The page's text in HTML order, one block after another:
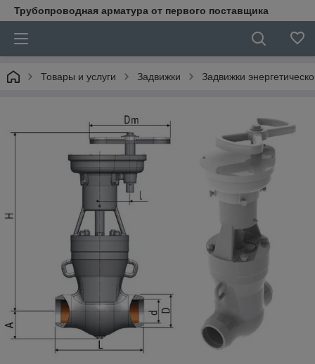
Трубопроводная арматура от первого поставщика
Товары и услуги Задвижки Задвижки